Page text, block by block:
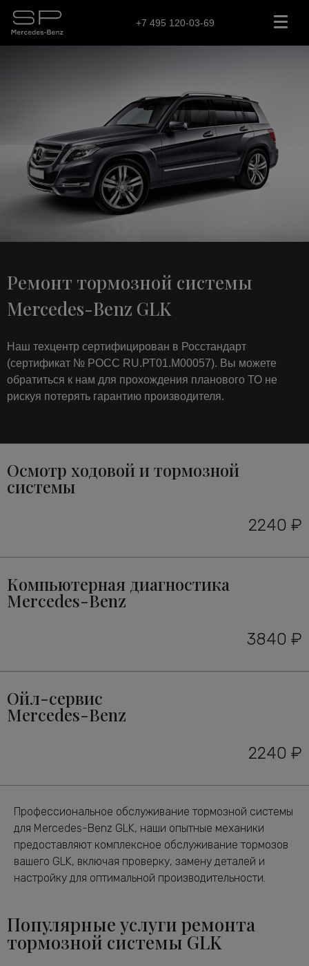
+7 495 120-03-69
Ремонт тормозной системы
Mercedes-Benz GLK
Наш техцентр сертифицирован в Росстандарт
(сертификат № РОСС RU.РТ01.М00057). Вы можете
обратиться к нам для прохождения планового ТО не
рискуя потерять гарантию производителя.
Осмотр ходовой и тормозной
системы
2240 ₽
Компьютерная диагностика
Mercedes-Benz
3840 ₽
Ойл-сервис
Mercedes-Benz
2240 ₽
Профессиональное обслуживание тормозной системы
для Mercedes-Benz GLK, наши опытные механики
предоставляют комплексное обслуживание тормозов
вашего GLK, включая проверку, замену деталей и
настройку для оптимальной производительности.
Популярные услуги ремонта
тормозной системы GLK